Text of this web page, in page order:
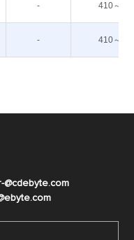
- 410～
- 410～